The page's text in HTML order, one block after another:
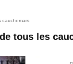
cauchemars
tous les